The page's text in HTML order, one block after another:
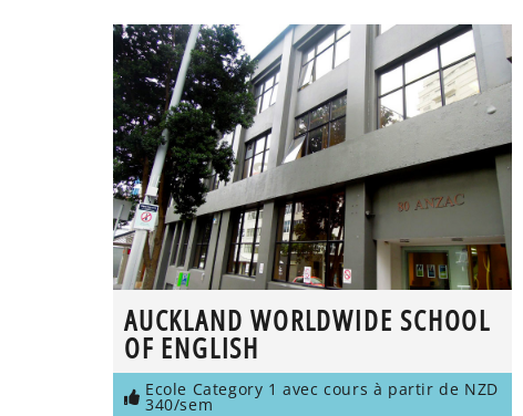
AUCKLAND WORLDWIDE SCHOOL
OF ENGLISH
Ecole Category 1 avec cours à partir de NZD
340/sem